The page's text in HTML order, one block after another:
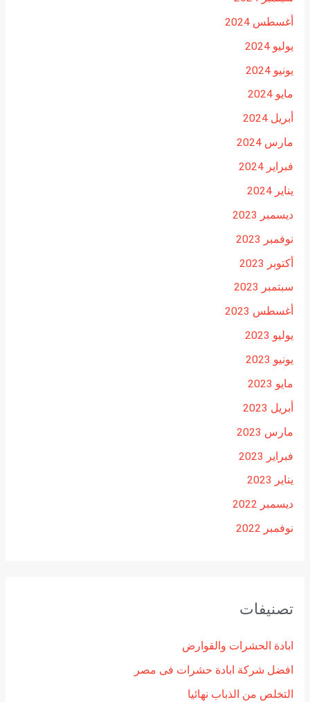
أغسطس 2024
يوليو 2024
يونيو 2024
مايو 2024
أبريل 2024
مارس 2024
فبراير 2024
يناير 2024
ديسمبر 2023
نوفمبر 2023
أكتوبر 2023
سبتمبر 2023
أغسطس 2023
يوليو 2023
يونيو 2023
مايو 2023
أبريل 2023
مارس 2023
فبراير 2023
يناير 2023
ديسمبر 2022
نوفمبر 2022
تصنيفات
ابادة الحشرات والقوارض
افضل شركة ابادة حشرات فى مصر
التخلص من الذباب نهائيا